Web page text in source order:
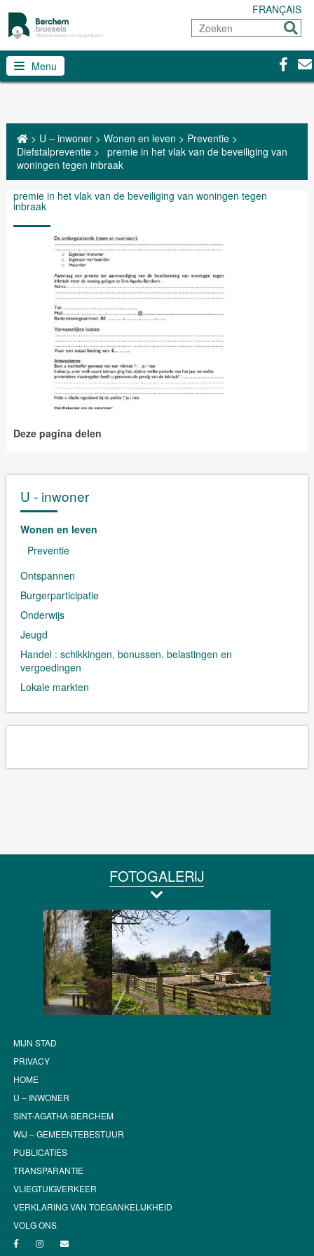
FRANÇAIS
Zoeken
Sturen
Menu
> U – inwoner> Wonen en leven > Preventie>
Diefstalpreventie> premie in het vlak van de beveiliging van
woningen tegen inbraak
premie in het vlak van de beveiliging van woningen tegen
inbraak
Deze pagina delen
U - inwoner
Wonen en leven
Preventie
Ontspannen
Burgerparticipatie
Onderwijs
Jeugd
Handel : schikkingen, bonussen, belastingen en
vergoedingen
Lokale markten
FOTOGALERIJ
MIJN STAD
PRIVACY
HOME
U – INWONER
SINT-AGATHA-BERCHEM
WIJ – GEMEENTEBESTUUR
PUBLICATIES
TRANSPARANTIE
VLIEGTUIGVERKEER
VERKLARING VAN TOEGANKELIJKHEID
VOLG ONS